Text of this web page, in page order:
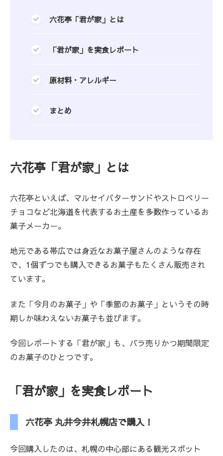
六花亭「君が家」とは
「君が家」を実食レポート
原材料・アレルギー
まとめ
六花亭「君が家」とは
六花亭といえば、マルセイバターサンドやストロベリー
チョコなど北海道を代表するお土産を多数作っているお
菓子メーカー。
地元である帯広では身近なお菓子屋さんのような存在
で、1個ずつでも購入できるお菓子もたくさん販売され
ています。
また「今月のお菓子」や「季節のお菓子」というその時
期しか味わえないお菓子も並びます。
今回レポートする「君が家」も、バラ売りかつ期間限定
のお菓子のひとつです。
「君が家」を実食レポート
六花亭 丸井今井札幌店で購入！
今回購入したのは、札幌の中心部にある観光スポット